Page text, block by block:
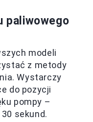
paliwowego
modeli
z metody
Wystarczy
do pozycji
pompy –
sekund.